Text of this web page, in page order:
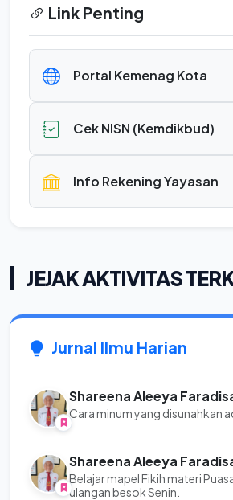
Link Penting
Portal Kemenag Kota
Cek NISN (Kemdikbud)
Info Rekening Yayasan
JEJAK AKTIVITAS
Jurnal Ilmu Harian
Shareena Aleeya
Cara minum yang disunahkan
Shareena Aleeya
Belajar mapel Fikih materi
ulangan besok Senin.